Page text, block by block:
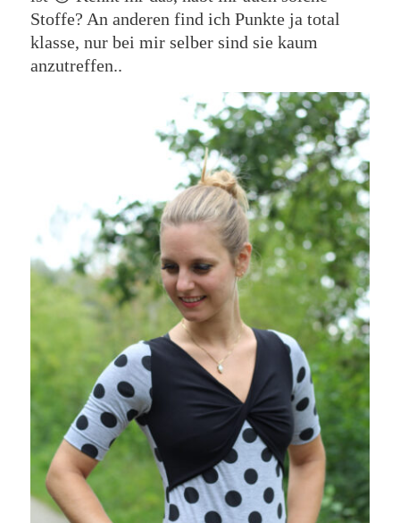
Stoffe? An anderen find ich Punkte ja total
klasse, nur bei mir selber sind sie kaum
anzutreffen..